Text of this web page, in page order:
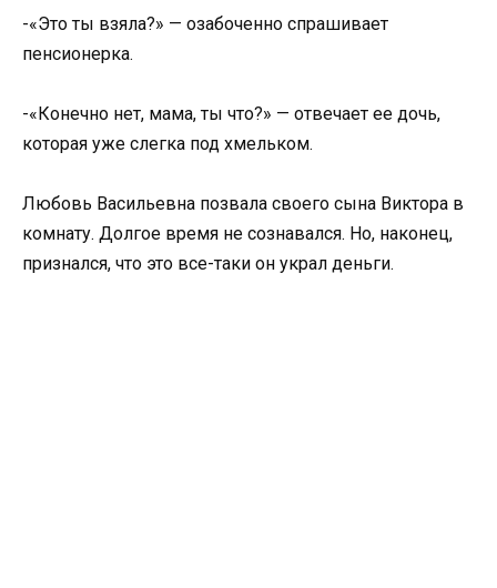
-«Это ты взяла?» — озабоченно спрашивает
пенсионерка.
-«Конечно нет, мама, ты что?» — отвечает ее дочь,
которая уже слегка под хмельком.
Любовь Васильевна позвала своего сына Виктора в
комнату. Долгое время не сознавался. Но, наконец,
признался, что это все-таки он украл деньги.